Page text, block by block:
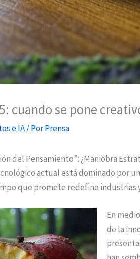
cuando se pone
e IA/ PorPrensa
del Pensamiento”: ¿Maniobra
actual está dominado por
que promete redefine industrias
En
de la